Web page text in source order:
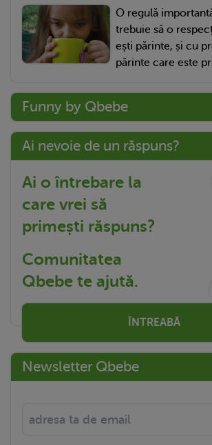
O regulă
trebuie să o
ești părinte, și cu
părinte care este
Funny by Qbebe
Ai nevoie de un răspuns?
Ai o întrebare la
care vrei să
primești răspuns?
Comunitatea
Qbebe te ajută.
ÎNTREABĂ
Newsletter Qbebe